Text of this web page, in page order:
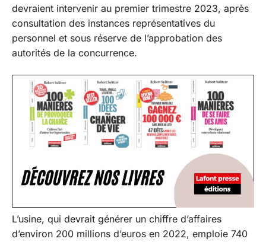
devraient intervenir au premier trimestre 2023, après
consultation des instances représentatives du
personnel et sous réserve de l’approbation des
autorités de la concurrence.
L’usine, qui devrait générer un chiffre d’affaires
d’environ 200 millions d’euros en 2022, emploie 740